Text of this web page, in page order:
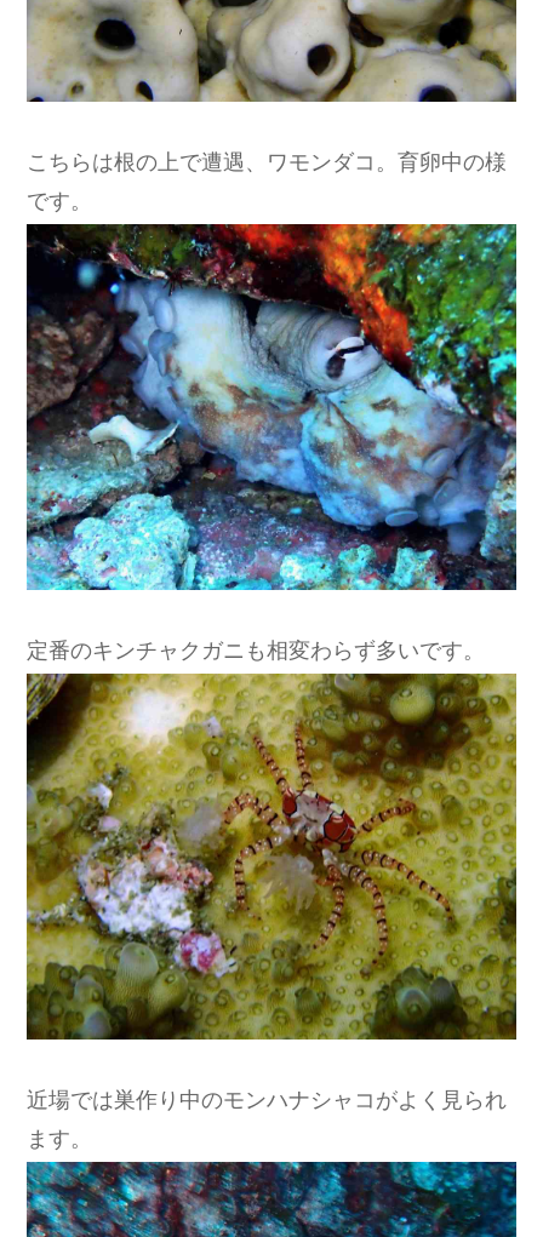
こちらは根の上で遭遇、ワモンダコ。育卵中の様
です。
定番のキンチャクガニも相変わらず多いです。
近場では巣作り中のモンハナシャコがよく見られ
ます。